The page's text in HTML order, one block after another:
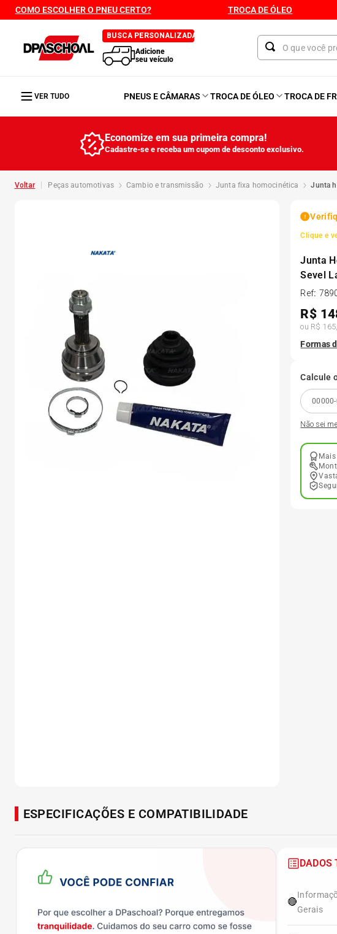
COMO ESCOLHER O PNEU CERTO? TROCA DE ÓLEO
BUSCA PERSONALIZADA
Adicione
seu veículo
VER TUDO PNEUS E CÂMARAS TROCA DE ÓLEO TROCA DE
Economize em sua primeira compra!
Cadastre-se e receba um cupom de desconto exclusivo.
peças automotivas cambio e transmissão junta fixa homocinética junta
Clique e
Junta
Sevel
Ref:
R$
ou R$
Formas
Calcule
Não sei
ESPECIFICAÇÕES E COMPATIBILIDADE
DADOS
🔴
Gerais
1º Kit 4
2º Bproauto
3º Kit 4
185
Pneu
195
175 65
175 70r13